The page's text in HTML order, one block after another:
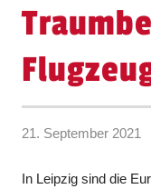
21. September 2021
In Leipzig sind die